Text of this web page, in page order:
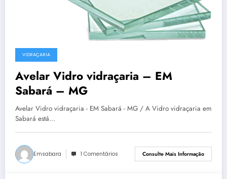
VIDRAÇARIA
Avelar Vidro vidraçaria – EM
Sabará – MG
Avelar Vidro vidraçaria - EM Sabará - MG / A Vidro vidraçaria em
Sabará está…
Emsabara 1 Comentários Consulte Mais Informação